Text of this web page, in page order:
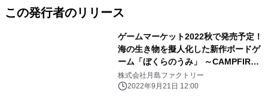
この発行者のリリース
ゲームマーケット2022秋で発売予定！
海の生き物を擬人化した新作ボードゲ
ーム「ぼくらのうみ」 ～CAMPFIRE
にてクラウドファンディング実施中～
株式会社月島ファクトリー
2022年9月21日 12:00